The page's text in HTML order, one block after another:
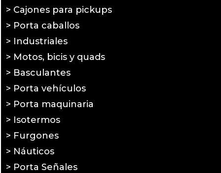
> Cajones para pickups
> Porta caballos
> Industriales
> Motos, bicis y quads
> Basculantes
> Porta vehículos
> Porta maquinaria
> Isotermos
> Furgones
> Náuticos
> Porta Señales